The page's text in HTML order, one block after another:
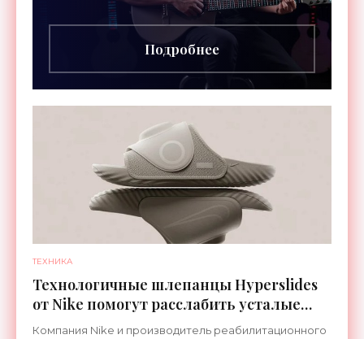
инструментов – встроенная RGB-подсветка
грифа. Светодиоды
Подробнее
ТЕХНИКА
Технологичные шлепанцы Hyperslides
от Nike помогут расслабить усталые
ноги после тренировки - «Гаджеты»
Компания Nike и производитель реабилитационного